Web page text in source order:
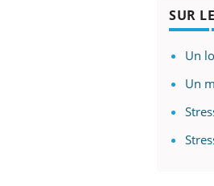
SUR
Un
Un